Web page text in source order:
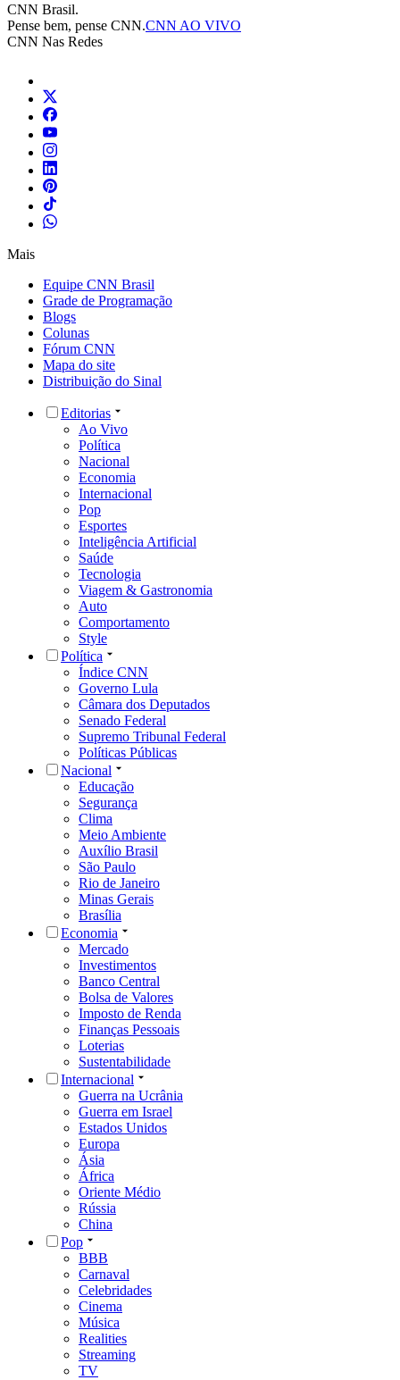
CNN Brasil.
Pense bem, pense CNN.CNN AO VIVO
CNN Nas Redes
Mais
Equipe CNN Brasil
Grade de Programação
Blogs
Colunas
Fórum CNN
Mapa do site
Distribuição do Sinal
Editorias
Ao Vivo
Política
Nacional
Economia
Internacional
Pop
Esportes
Inteligência Artificial
Saúde
Tecnologia
Viagem & Gastronomia
Auto
Comportamento
Style
Política
Índice CNN
Governo Lula
Câmara dos Deputados
Senado Federal
Supremo Tribunal Federal
Políticas Públicas
Nacional
Educação
Segurança
Clima
Meio Ambiente
Auxílio Brasil
São Paulo
Rio de Janeiro
Minas Gerais
Brasília
Economia
Mercado
Investimentos
Banco Central
Bolsa de Valores
Imposto de Renda
Finanças Pessoais
Loterias
Sustentabilidade
Internacional
Guerra na Ucrânia
Guerra em Israel
Estados Unidos
Europa
Ásia
África
Oriente Médio
Rússia
China
Pop
BBB
Carnaval
Celebridades
Cinema
Música
Realities
Streaming
TV